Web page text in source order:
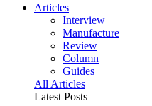
Articles
Interview
Manufacture
Review
Column
Guides
All Articles
Latest Posts